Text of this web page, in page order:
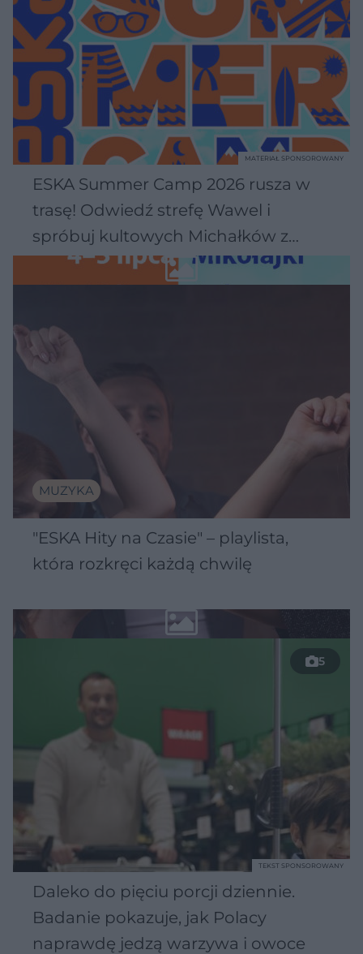
ESKA Summer Camp 2026 rusza w
trasę! Odwiedź strefę Wawel i
spróbuj kultowych Michałków z
Wawelu
MATERIAŁ SPONSOROWANY
MUZYKA
"ESKA Hity na Czasie" – playlista,
która rozkręci każdą chwilę
5
Daleko do pięciu porcji dziennie.
Badanie pokazuje, jak Polacy
naprawdę jedzą warzywa i owoce
TEKST SPONSOROWANY